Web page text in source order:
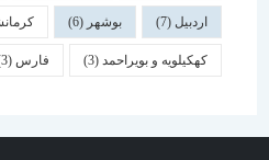
بوشهر کرمانشاه(5)
کهکیلویه و بویراحمد(3) فارس